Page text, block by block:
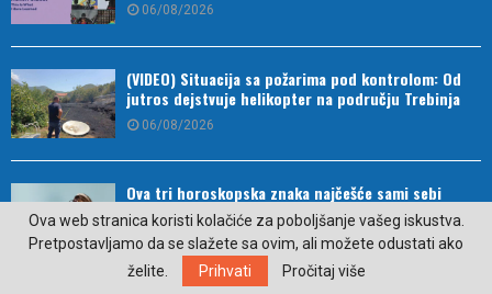
06/08/2026
(VIDEO) Situacija sa požarima pod kontrolom: Od
jutros dejstvuje helikopter na području Trebinja
06/08/2026
Ova tri horoskopska znaka najčešće sami sebi
zakomplikuju život
05/08/2026
Ova web stranica koristi kolačiće za poboljšanje vašeg iskustva.
Pretpostavljamo da se slažete sa ovim, ali možete odustati ako
želite.
Prihvati Pročitaj više